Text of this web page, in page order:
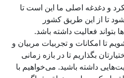
و دغدغه اصلی ما این است تا
تا از این طریق کشور
فعالیت داشته باشد.
تاامکانات و تجربیات مربیان و
بگذاریم تا در بازه زمانی
داشته باشید. می‌خواهیم با